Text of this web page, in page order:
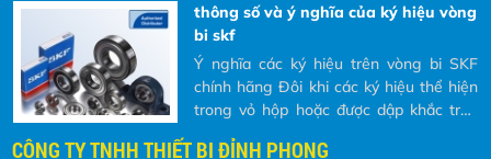
vít me bi chính xác * Cấp độ JIS
C6~C10: Vít me con lăn chính xác
thông số và ý nghĩa của ký hiệu vòng
bi skf
Ý nghĩa các ký hiệu trên vòng bi SKF
chính hãng Đôi khi các ký hiệu thể hiện
trong vỏ hộp hoặc được dập khắc trên
bề mặt của vòng bi khiến nhiều Khách
CÔNG TY TNHH THIẾT BỊ ĐỈNH PHONG